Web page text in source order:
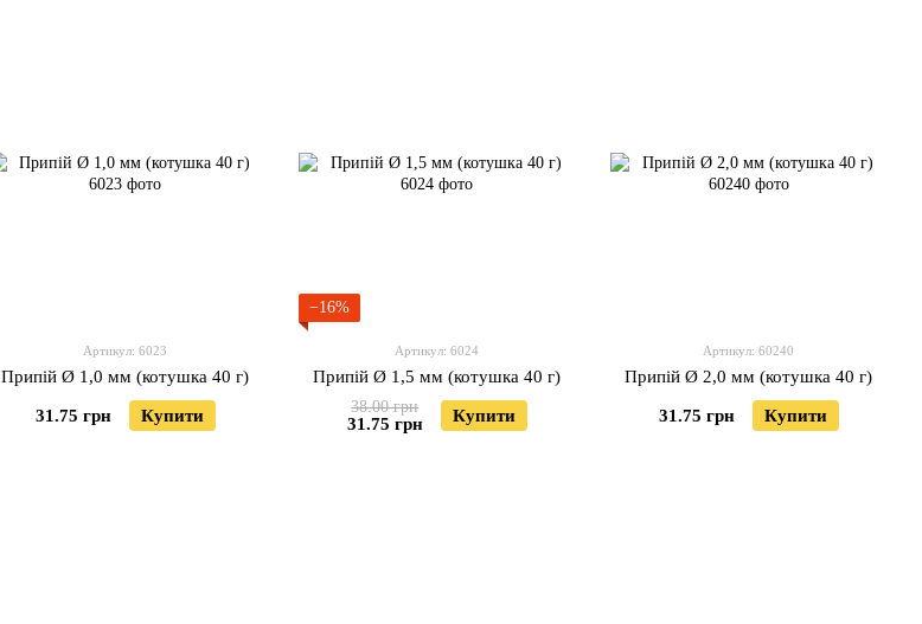
Артикул: 6023
Припій Ø 1,0 мм (котушка 40 г)
31.75 грн Купити
−16%
Артикул: 6024
Припій Ø 1,5 мм (котушка 40 г)
38.00 грн
31.75 грн Купити
Артикул: 60240
Припій Ø 2,0 мм (котушка 40 г)
31.75 грн Купити